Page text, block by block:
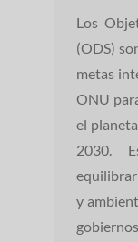
Los
(ODS)
metas
ONU
el
2030.
equilibrar
y